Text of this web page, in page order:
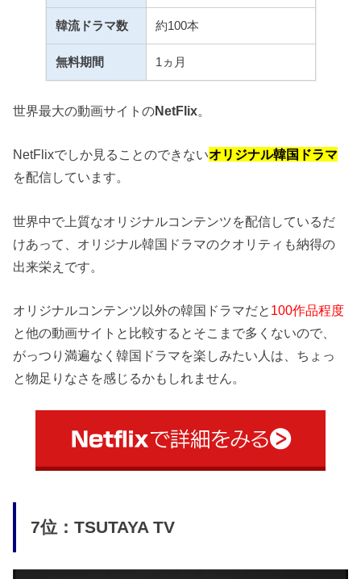
韓流ドラマ数 約100本
無料期間 1ヵ月
世界最大の動画サイトのNetFlix。
NetFlixでしか見ることのできないオリジナル韓国ドラマ
を配信しています。
世界中で上質なオリジナルコンテンツを配信しているだ
けあって、オリジナル韓国ドラマのクオリティも納得の
出来栄えです。
オリジナルコンテンツ以外の韓国ドラマだと 100作品程度
と他の動画サイトと比較するとそこまで多くないので、
がっつり満遍なく韓国ドラマを楽しみたい人は、ちょっ
と物足りなさを感じるかもしれません。
7位：TSUTAYA TV